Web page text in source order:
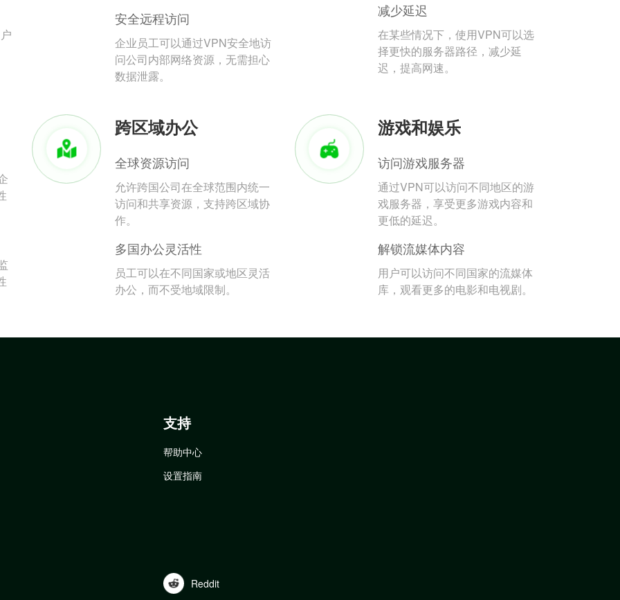
安全远程访问
企业员工可以通过VPN安全地访
问公司内部网络资源，无需担心
数据泄露。
减少延迟
在某些情况下，使用VPN可以选
择更快的服务器路径，减少延
迟，提高网速。
跨区域办公
全球资源访问
允许跨国公司在全球范围内统一
访问和共享资源，支持跨区域协
作。
多国办公灵活性
员工可以在不同国家或地区灵活
办公，而不受地域限制。
游戏和娱乐
访问游戏服务器
通过VPN可以访问不同地区的游
戏服务器，享受更多游戏内容和
更低的延迟。
解锁流媒体内容
用户可以访问不同国家的流媒体
库，观看更多的电影和电视剧。
支持
帮助中心
设置指南
Reddit